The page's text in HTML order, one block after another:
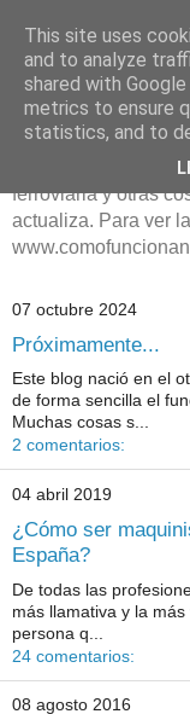
¿Cómo
trenes?
En este blog se
ferroviaria y otras
actualiza. Para ver
07 octubre 2024
Próximamente...
Este blog nació en el
de forma sencilla el
Muchas cosas s...
2 comentarios:
04 abril 2019
¿Cómo ser
España?
De todas las
más llamativa y la
persona q...
24 comentarios:
08 agosto 2016
This site uses
and to analyze
shared with
metrics to ensure
statistics, and to